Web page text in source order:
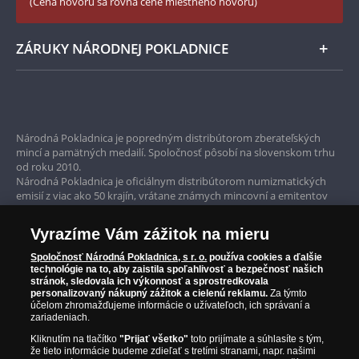
ZÁRUKY NÁRODNEJ POKLADNICE
Garancia najvyššej kvality
Iba originálne produkty
Národná Pokladnica je popredným distribútorom zberateľských
mincí a pamätných medailí. Spoločnosť pôsobí na slovenskom trhu
od roku 2010.
Národná Pokladnica je oficiálnym distribútorom numizmatických
emisií z viac ako 50 krajín, vrátane známych mincovní a emitentov
Parížska mincovňa, Nórska mincovňa, Fínska mincovňa alebo
Austrálska mincovňa Perth. Spoločnosť svojim zákazníkom a
zberateľom garantuje, že všetky produkty sú v originálnej a v
prvotriednej kvalite, čo je doložené aj priloženým Certifikátom
autentickosti.
Vyrazíme Vám zážitok na mieru
Spoločnosť Národná Pokladnica, s r. o. používa cookies a ďalšie
technológie na to, aby zaistila spoľahlivosť a bezpečnosť našich
stránok, sledovala ich výkonnosť a sprostredkovala
personalizovaný nákupný zážitok a cielenú reklamu. Za týmto
účelom zhromažďujeme informácie o užívateľoch, ich správaní a
zariadeniach.
Kliknutím na tlačítko"Prijať všetko" toto prijímate a súhlasíte s tým,
že tieto informácie budeme zdieľať s tretími stranami, napr. našimi